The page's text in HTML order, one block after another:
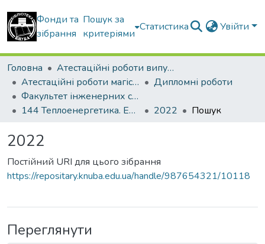
Фонди та
зібрання
Пошук за
критеріями
Статистика Увійти
Головна
Атестаційні роботи випускників
Атестаційні роботи магістрів
Дипломні роботи
Факультет інженерних систем та екології
144 Теплоенергетика. Енергетичний менеджмент, енергоефективні муніципальні та промислові теплові технології
2022 Пошук
2022
Постійний URI для цього зібрання
https://repositary.knuba.edu.ua/handle/987654321/10118
Переглянути